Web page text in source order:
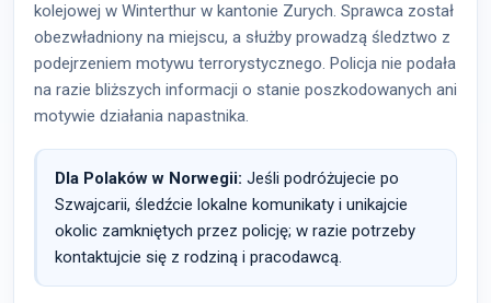
kolejowej w Winterthur w kantonie Zurych. Sprawca został
obezwładniony na miejscu, a służby prowadzą śledztwo z
podejrzeniem motywu terrorystycznego. Policja nie podała
na razie bliższych informacji o stanie poszkodowanych ani
motywie działania napastnika.
Dla Polaków w Norwegii: Jeśli podróżujecie po
Szwajcarii, śledźcie lokalne komunikaty i unikajcie
okolic zamkniętych przez policję; w razie potrzeby
kontaktujcie się z rodziną i pracodawcą.